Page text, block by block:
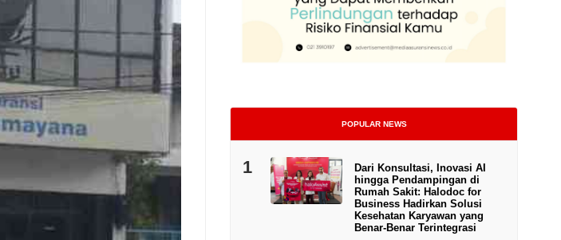
POPULAR NEWS
1
Dari Konsultasi, Inovasi AI
hingga Pendampingan di
Rumah Sakit: Halodoc for
Business Hadirkan Solusi
Kesehatan Karyawan yang
Benar-Benar Terintegrasi